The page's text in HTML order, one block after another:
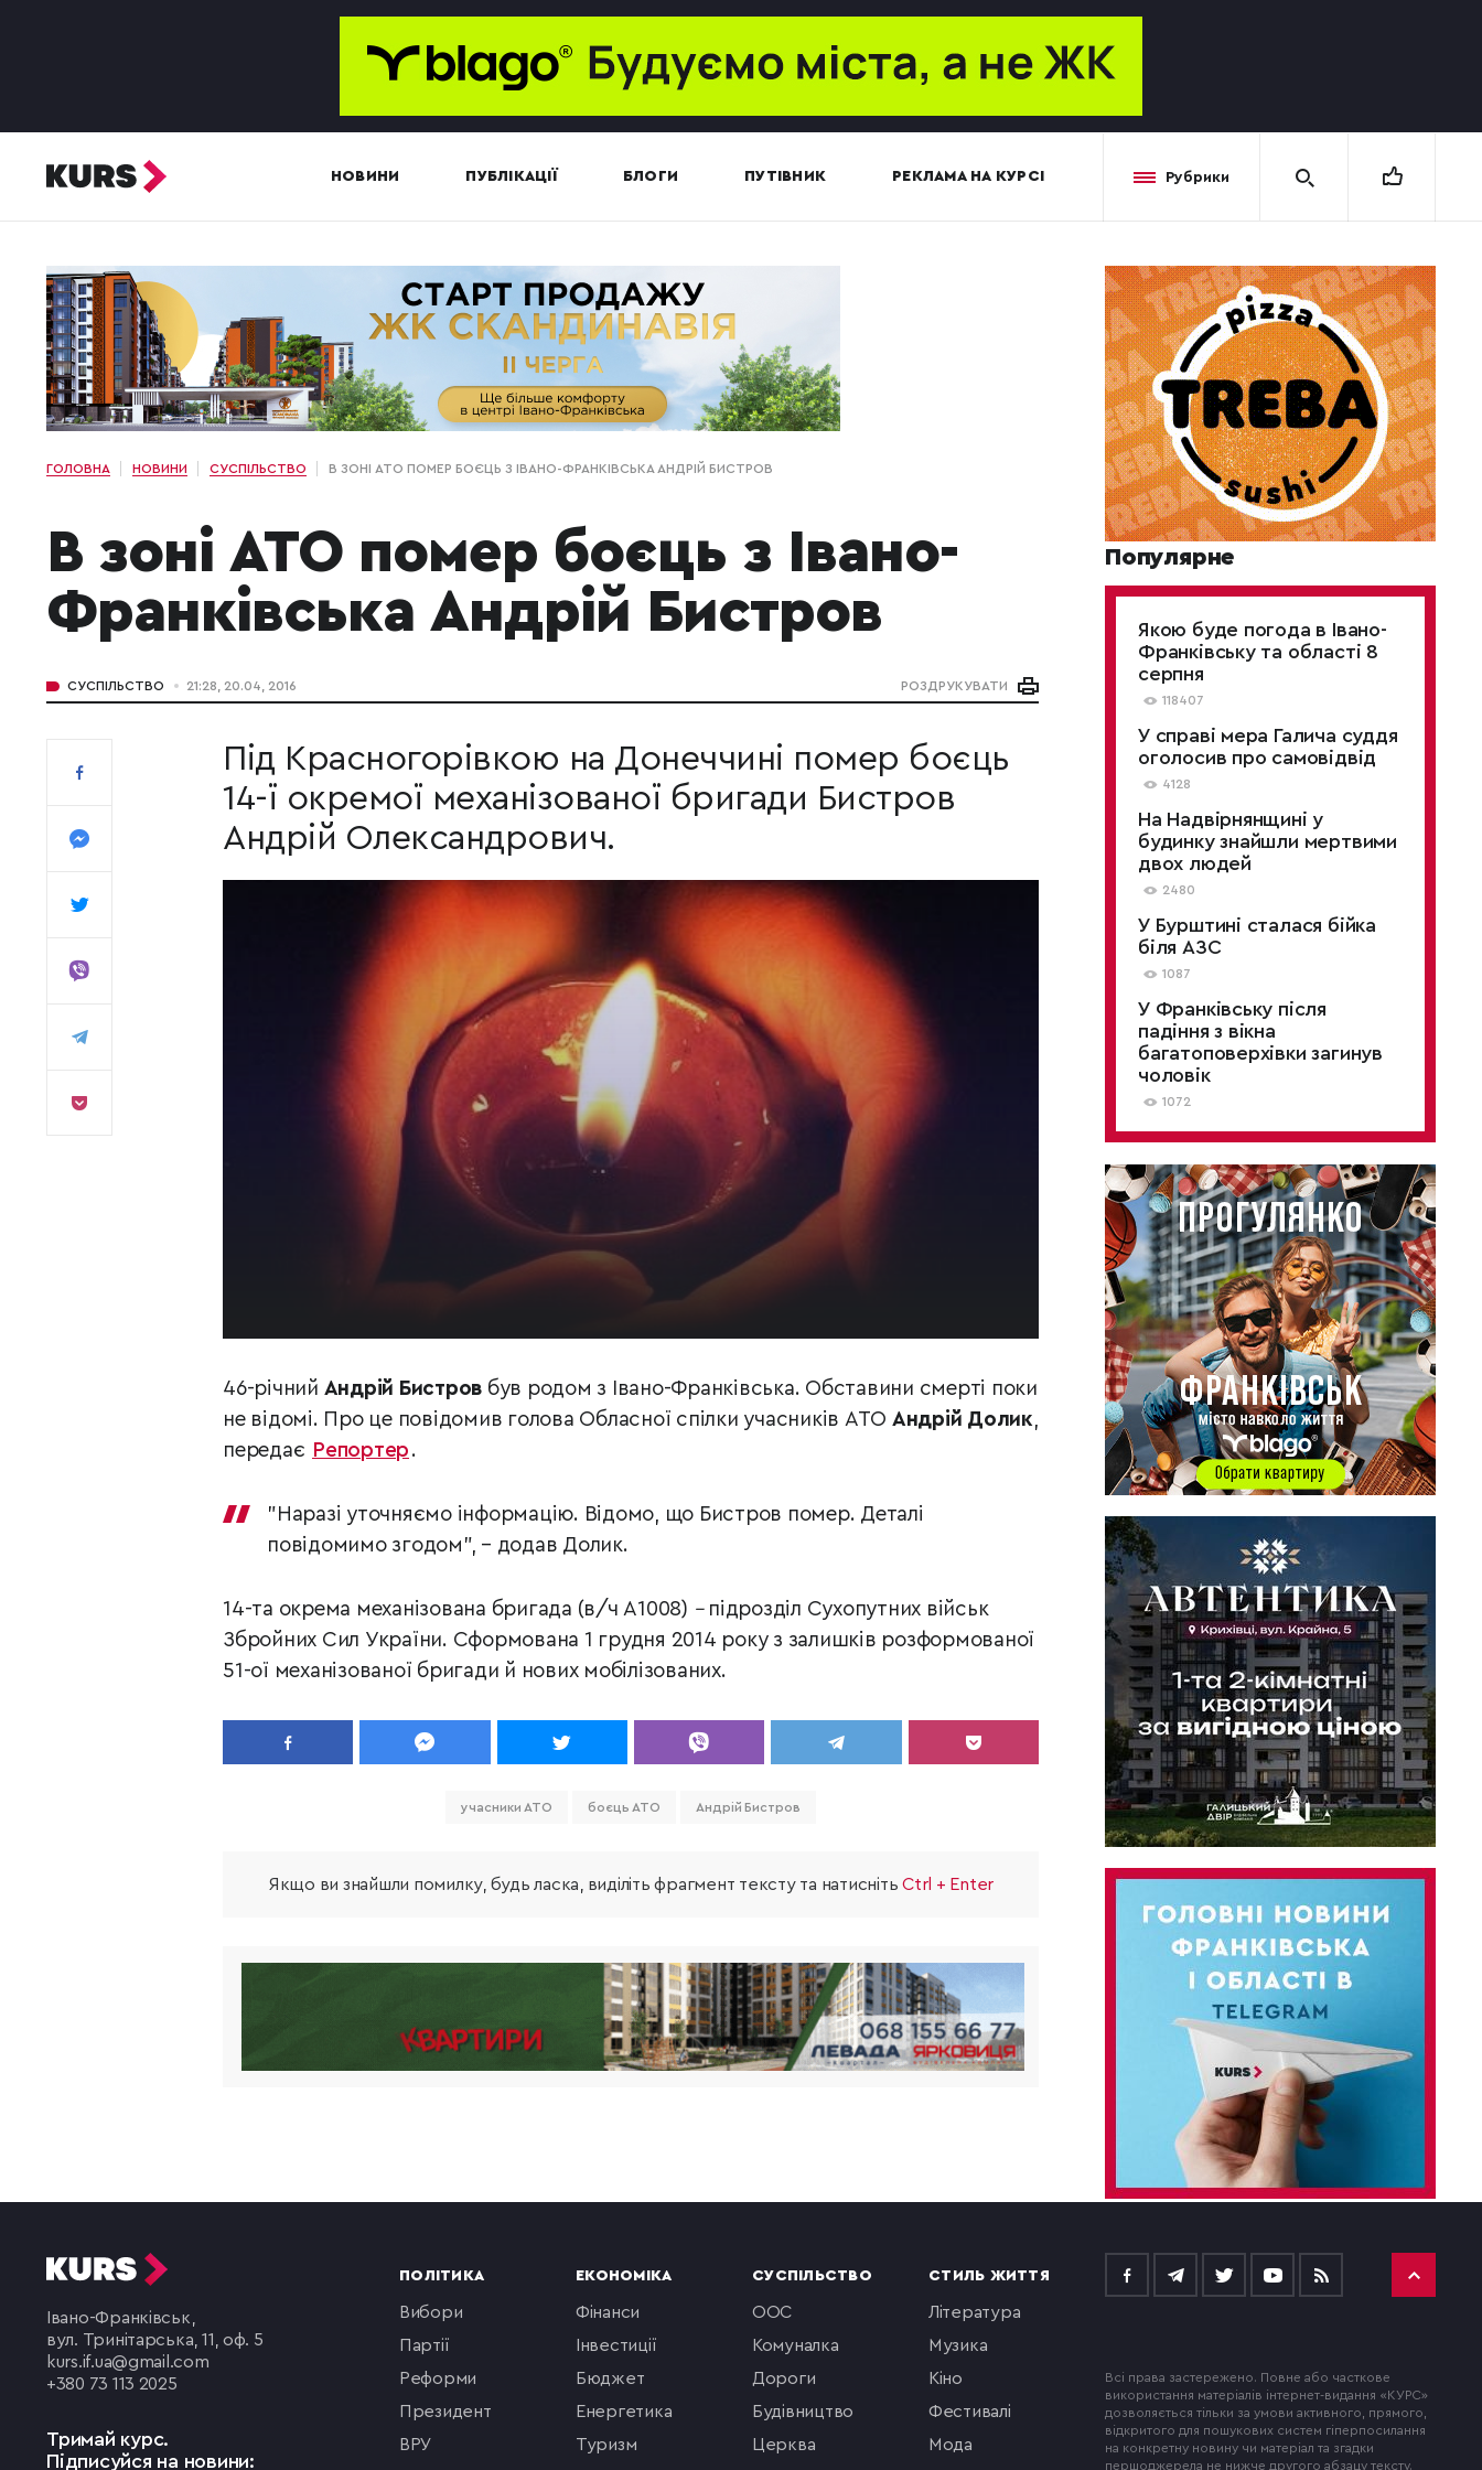
НОВИНИ ПУБЛІКАЦІЇ БЛОГИ ПУТІВНИК РЕКЛАМА НА КУРСІ Рубрики
ГОЛОВНА НОВИНИ СУСПІЛЬСТВО В ЗОНІ АТО ПОМЕР БОЄЦЬ З ІВАНО-ФРАНКІВСЬКА АНДРІЙ БИСТРОВ
В зоні АТО помер боєць з Івано-
Франківська Андрій Бистров
СУСПІЛЬСТВО 21:28, 20.04, 2016 РОЗДРУКУВАТИ
Під Красногорівкою на Донеччині помер боєць
14-ї окремої механізованої бригади Бистров
Андрій Олександрович.
46-річний Андрій Бистров був родом з Івано-Франківська. Обставини смерті поки
не відомі. Про це повідомив голова Обласної спілки учасників АТО Андрій Долик,
передає Репортер .
"Наразі уточняємо інформацію. Відомо, що Бистров помер. Деталі
повідомимо згодом", – додав Долик.
14-та окрема механізована бригада (в/ч А1008) –підрозділ Сухопутних військ
Збройних Сил України. Сформована 1 грудня 2014 року з залишків розформованої
51-ої механізованої бригади й нових мобілізованих.
учасники АТО боєць АТО Андрій Бистров
Якщо ви знайшли помилку, будь ласка, виділіть фрагмент тексту та натиснітьCtrl + Enter
Популярне
Якою буде погода в Івано-
Франківську та області 8
серпня
118407
У справі мера Галича суддя
оголосив про самовідвід
4128
На Надвірнянщині у
будинку знайшли мертвими
двох людей
2480
У Бурштині сталася бійка
біля АЗС
1087
У Франківську після
падіння з вікна
багатоповерхівки загинув
чоловік
1072
Івано-Франківськ,
вул. Тринітарська, 11, оф. 5
kurs.if.ua@gmail.com
+380 73 113 2025
Тримай курс.
Підписуйся на новини:
ПОЛІТИКА
вибори
партії
реформи
президент
ВРУ
ЕКОНОМІКА
фінанси
інвестиції
бюджет
енергетика
туризм
СУСПІЛЬСТВО
ООС
комуналка
Дороги
будівництво
церква
СТИЛЬ ЖИТТЯ
література
музика
кіно
фестивалі
мода
Всі права застережено. Повне або часткове
використання матеріалів інтернет-видання «КУРС»
дозволяється тільки за умови активного, прямого,
відкритого для пошукових систем гіперпосилання
на конкретну новину чи матеріал та згадки
першоджерела не нижче другого абзацу тексту.